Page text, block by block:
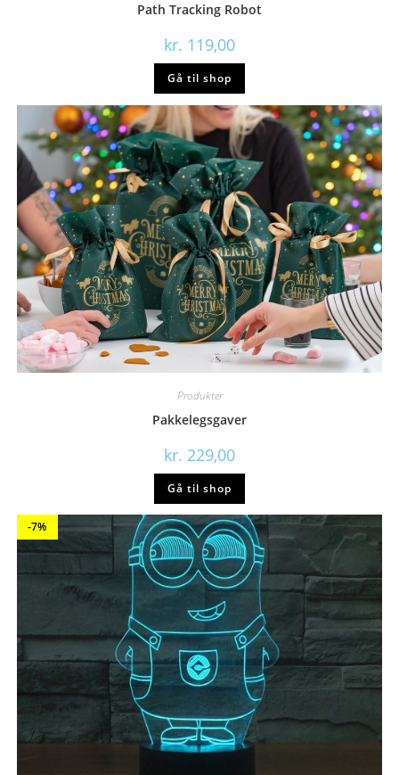
Path Tracking Robot
kr. 119,00
Gå til shop
Produkter
Pakkelegsgaver
kr. 229,00
Gå til shop
-7%